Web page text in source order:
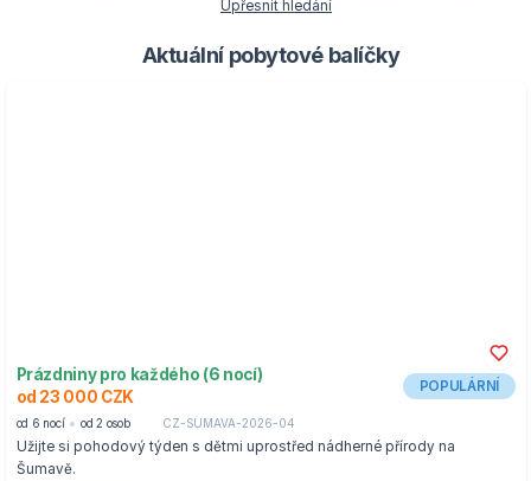
Upřesnit hledání
Aktuální pobytové balíčky
Prázdniny pro každého (6 nocí)
od 23 000 CZK
POPULÁRNÍ
od 6 nocí od 2 osob CZ-SUMAVA-2026-04
Užijte si pohodový týden s dětmi uprostřed nádherné přírody na
Šumavě.